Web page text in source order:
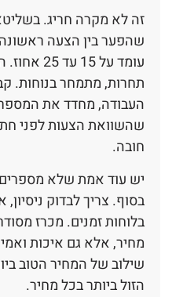
זה לא מקרה חריג.
שהפער בין הצעה
עומד על
תחרות, מתמחר בנוחות.
העבודה, מחדד את
שהשוואת הצעות לפני
חובה.
יש עוד אמת שלא
בסוף. צריך לבדוק ניסיון,
בלוחות זמנים. מכרז
מחיר, אלא גם איכות
שילוב של המחיר הטוב
הזול ביותר בכל מחיר.